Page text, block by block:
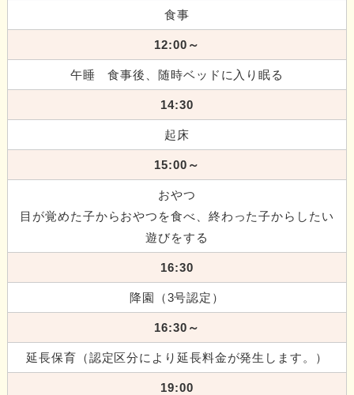
食事
12:00～
午睡 食事後、随時ベッドに入り眠る
14:30
起床
15:00～
おやつ
目が覚めた子からおやつを食べ、終わった子からしたい
遊びをする
16:30
降園（3号認定）
16:30～
延長保育（認定区分により延長料金が発生します。）
19:00